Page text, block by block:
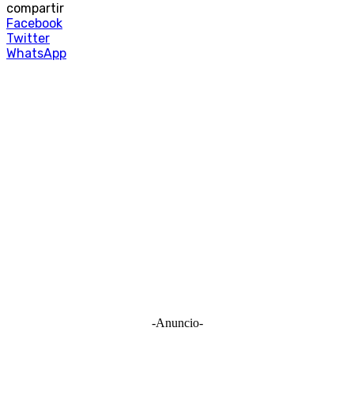
compartir
Facebook
Twitter
WhatsApp
-Anuncio-